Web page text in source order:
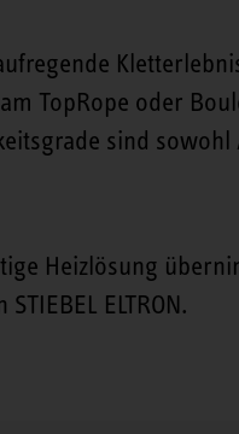
TopRope oder
sind sowohl
Heizlösung
ELTRON.